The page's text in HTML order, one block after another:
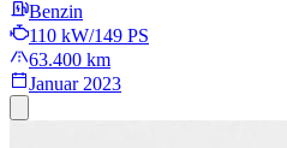
Benzin
110 kW/149 PS
63.400 km
Januar 2023